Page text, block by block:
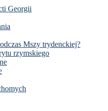
Georgii
Mszy trydenckiej?
rzymskiego